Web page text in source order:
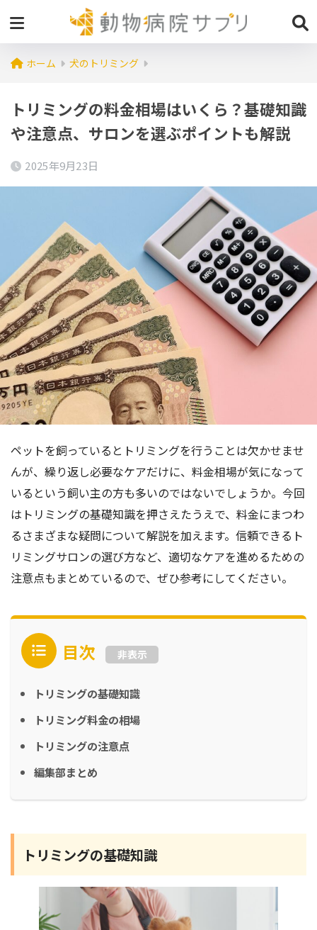
ホーム 犬のトリミング
トリミングの料金相場はいくら？基礎知識
や注意点、サロンを選ぶポイントも解説
2025年9月23日
ペットを飼っているとトリミングを行うことは欠かせませ
んが、繰り返し必要なケアだけに、料金相場が気になって
いるという飼い主の方も多いのではないでしょうか。今回
はトリミングの基礎知識を押さえたうえで、料金にまつわ
るさまざまな疑問について解説を加えます。信頼できるト
リミングサロンの選び方など、適切なケアを進めるための
注意点もまとめているので、ぜひ参考にしてください。
目次 非表示
トリミングの基礎知識
トリミング料金の相場
トリミングの注意点
編集部まとめ
トリミングの基礎知識